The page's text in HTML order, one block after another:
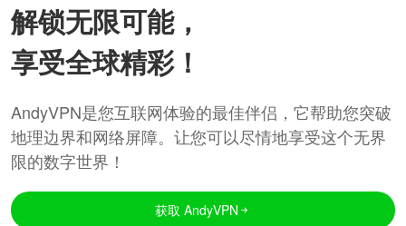
解锁无限可能，
享受全球精彩！
AndyVPN是您互联网体验的最佳伴侣，它帮助您突破
地理边界和网络屏障。让您可以尽情地享受这个无界
限的数字世界！
获取 AndyVPN